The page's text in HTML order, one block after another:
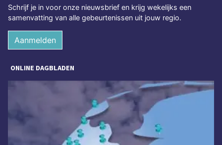
Schrijf je in voor onze nieuwsbrief en krijg wekelijks een
samenvatting van alle gebeurtenissen uit jouw regio.
Aanmelden
ONLINE DAGBLADEN